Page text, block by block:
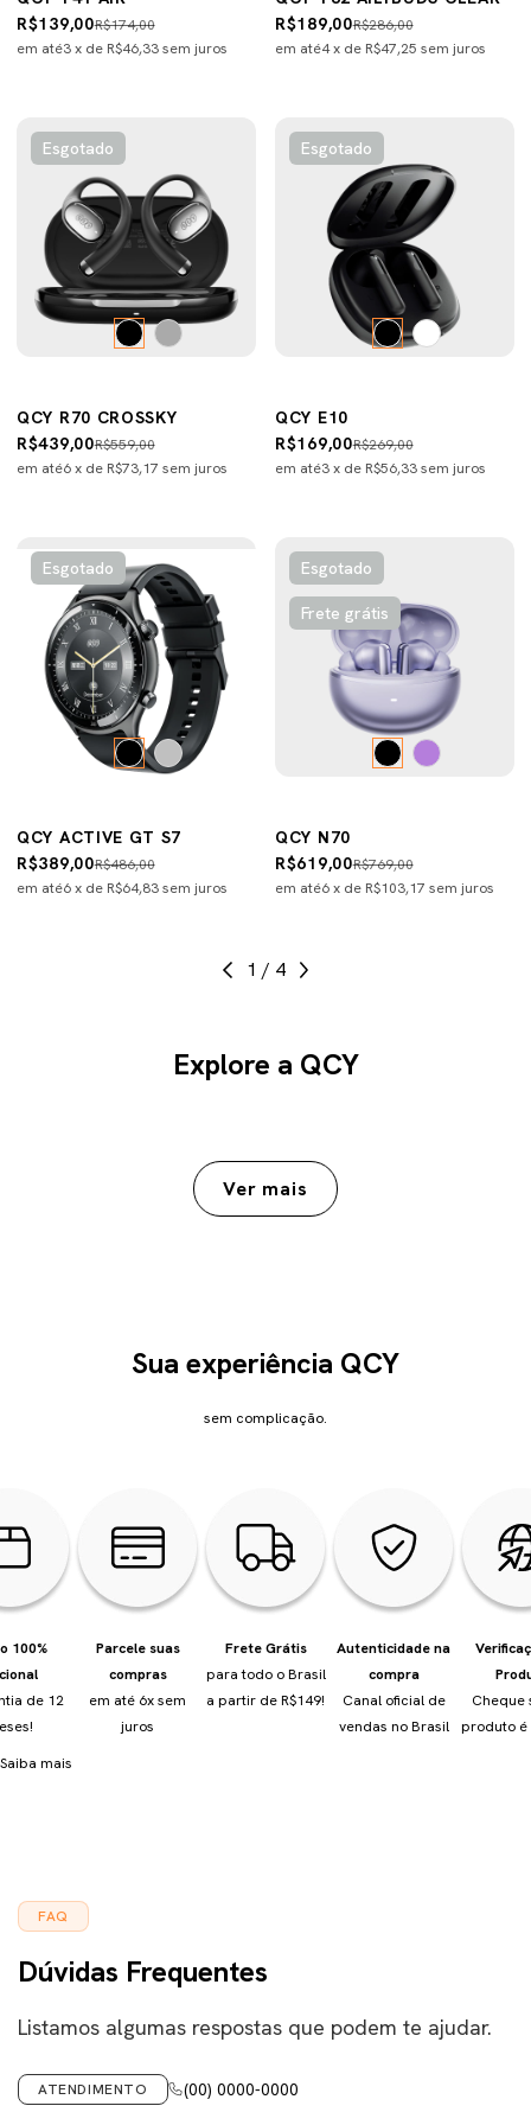
R$174,00
R$139,00
em até3x de R$46,33sem juros
R$286,00
R$189,00
em até4x de R$47,25 sem juros
Esgotado
QCY R70 CROSSKY
R$559,00
R$439,00
em até6x de R$73,17 sem juros
Esgotado
QCY E10
R$269,00
R$169,00
em até3x de R$56,33sem juros
Esgotado
QCY ACTIVE GT S7
R$486,00
R$389,00
em até6x de R$64,83sem juros
Esgotado
Frete grátis
QCY N70
R$769,00
R$619,00
em até6x de R$103,17 sem juros
1 / 4
Explore a QCY
Sua experiência QCY
sem complicação.
100%
de 12
Parcele suas
compras
em até 6x sem
juros
Frete Grátis
para todo o Brasil
a partir de R$149!
Autenticidade na
compra
Canal oficial de
vendas no Brasil
Cheque
produto é
Saiba mais
FAQ
Dúvidas Frequentes
Listamos algumas respostas que podem te ajudar.
ATENDIMENTO (00) 0000-0000